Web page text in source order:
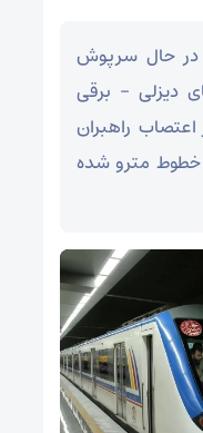
در حال سرپوش
دیزلی – برقی
راهبران
خطوط مترو شده